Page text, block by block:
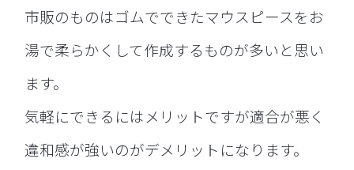
市販のものはゴムでできたマウスピースをお
湯で柔らかくして作成するものが多いと思い
ます。
気軽にできるにはメリットですが適合が悪く
違和感が強いのがデメリットになります。